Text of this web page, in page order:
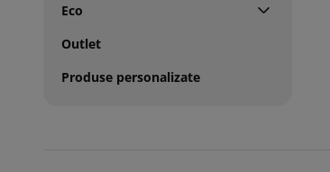
Eco
Outlet
Produse personalizate